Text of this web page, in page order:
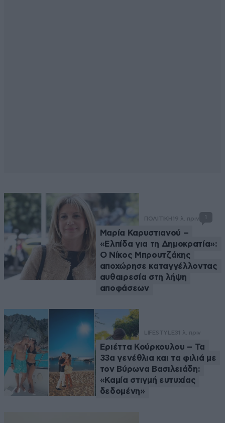
ΠΟΛΙΤΙΚΗ 19 λ. πριν 1
Μαρία Καρυστιανού –
«Ελπίδα για τη Δημοκρατία»:
Ο Νίκος Μπρουτζάκης
αποχώρησε καταγγέλλοντας
αυθαιρεσία στη λήψη
αποφάσεων
LIFESTYLE31 λ. πριν
Εριέττα Κούρκουλου – Τα
33α γενέθλια και τα φιλιά με
τον Βύρωνα Βασιλειάδη:
«Καμία στιγμή ευτυχίας
δεδομένη»